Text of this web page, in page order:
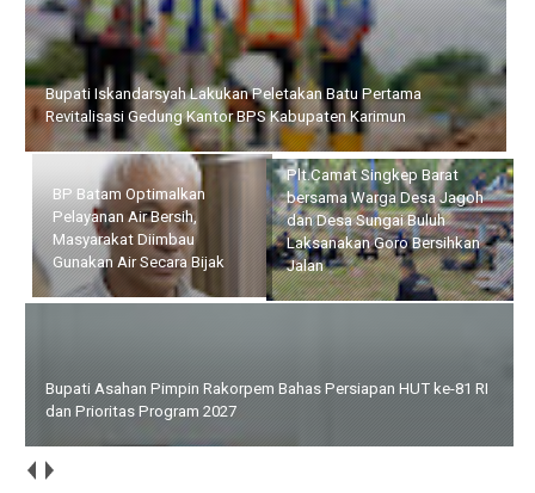
Bupati Iskandarsyah Lakukan Peletakan Batu Pertama
Revitalisasi Gedung Kantor BPS Kabupaten Karimun
BP Batam Optimalkan
Pelayanan Air Bersih,
Masyarakat Diimbau
Gunakan Air Secara Bijak
Plt.Camat Singkep Barat
bersama Warga Desa
Jagoh dan Desa Sungai
Buluh Laksanakan Goro
Bersihkan Jalan
Bupati Asahan Pimpin Rakorpem Bahas Persiapan HUT ke-81 RI
dan Prioritas Program 2027